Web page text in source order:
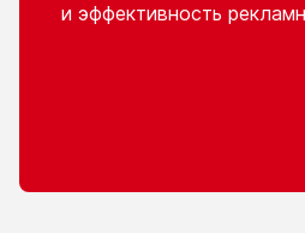
и эффективность